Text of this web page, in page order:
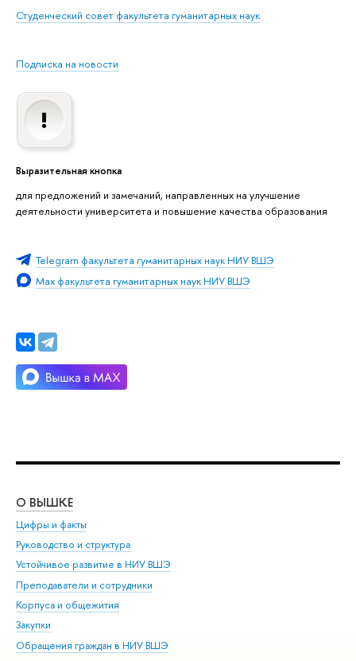
Студенческий совет факультета гуманитарных наук
Подписка на новости
Выразительная кнопка
для предложений и замечаний, направленных на улучшение
деятельности университета и повышение качества образования
Telegram факультета гуманитарных наук НИУ ВШЭ
Max факультета гуманитарных наук НИУ ВШЭ
О ВЫШКЕ
Цифры и факты
Руководство и структура
Устойчивое развитие в НИУ ВШЭ
Преподаватели и сотрудники
Корпуса и общежития
Закупки
Обращения граждан в НИУ ВШЭ